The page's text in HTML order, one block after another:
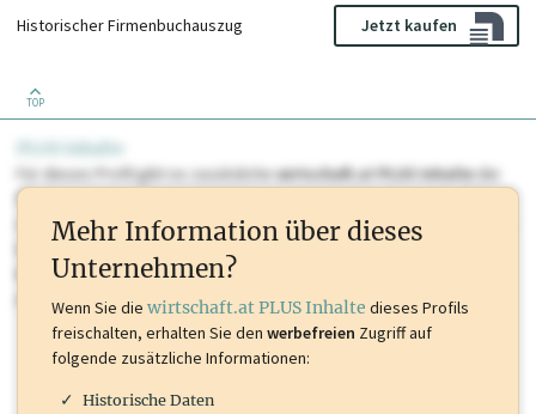
Historischer Firmenbuchauszug Jetzt kaufen
TOP
PLUS Inhalte
Für dieses Profil gibt es zusätzlichewirtschaft.at PLUS Inhaltedie
Sie momentan nicht einsehen können. Schalten Sie dieses Profil frei
oder loggen Sie sich ein um diese Inhalte zu sehen. wirtschaft.at PLUS
Marken, Patente, Rechtstatsachen, OTS-Aussendungen, und viele
mehr.
Mehr Information über dieses
Unternehmen?
Wenn Sie die wirtschaft.at PLUS Inhalte dieses Profils
freischalten, erhalten Sie den werbefreien Zugriff auf
folgende zusätzliche Informationen:
Historische Daten